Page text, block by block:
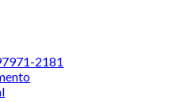
2181